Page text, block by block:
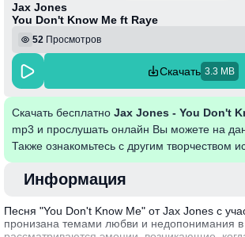
Jax Jones
You Don't Know Me ft Raye
52 Просмотров
Скачать 3.3 MB
Скачать бесплатно Jax Jones - You Don't
mp3 и прослушать онлайн Вы можете на
Также ознакомьтесь с другим творчеством
Информация
Песня "You Don't Know Me" от Jax Jones с
пронизана темами любви и недопонимания